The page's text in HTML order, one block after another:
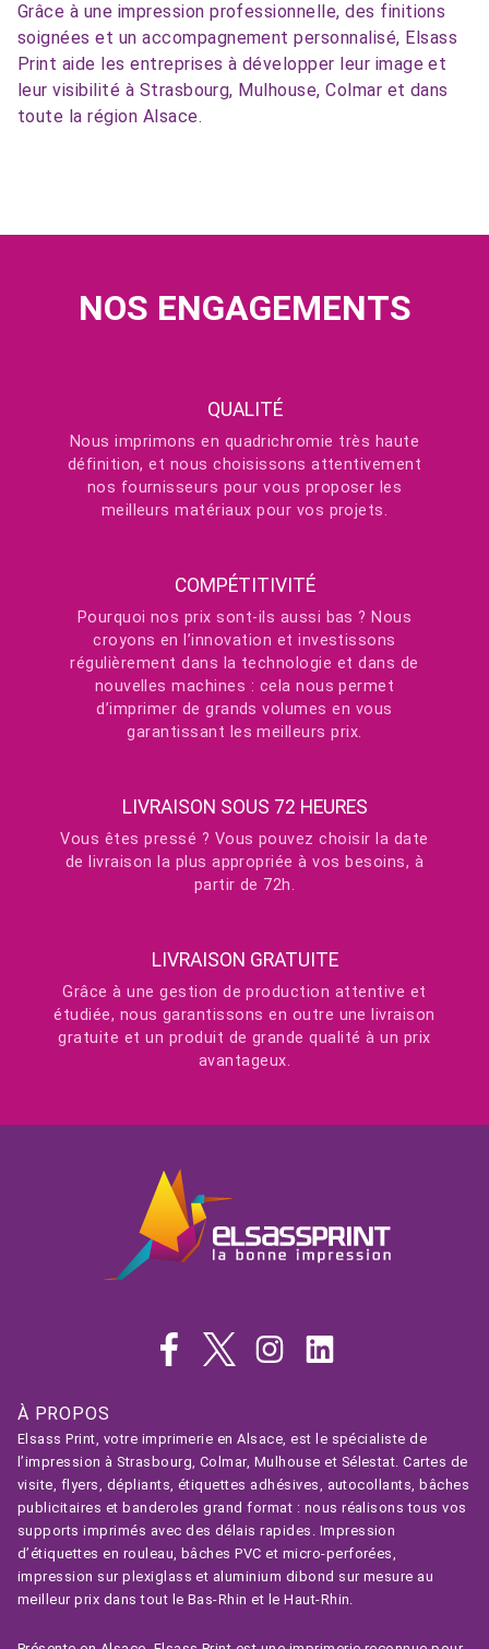
Grâce à une impression professionnelle, des finitions
soignées et un accompagnement personnalisé, Elsass
Print aide les entreprises à développer leur image et
leur visibilité à Strasbourg, Mulhouse, Colmar et dans
toute la région Alsace.
NOS ENGAGEMENTS
QUALITÉ
Nous imprimons en quadrichromie très haute
définition, et nous choisissons attentivement
nos fournisseurs pour vous proposer les
meilleurs matériaux pour vos projets.
COMPÉTITIVITÉ
Pourquoi nos prix sont-ils aussi bas ? Nous
croyons en l’innovation et investissons
régulièrement dans la technologie et dans de
nouvelles machines : cela nous permet
d’imprimer de grands volumes en vous
garantissant les meilleurs prix.
LIVRAISON SOUS 72 HEURES
Vous êtes pressé ? Vous pouvez choisir la date
de livraison la plus appropriée à vos besoins, à
partir de 72h.
LIVRAISON GRATUITE
Grâce à une gestion de production attentive et
étudiée, nous garantissons en outre une livraison
gratuite et un produit de grande qualité à un prix
avantageux.
À PROPOS
Elsass Print, votre imprimerie en Alsace, est le spécialiste de
l’impression à Strasbourg, Colmar, Mulhouse et Sélestat. Cartes de
visite, flyers, dépliants, étiquettes adhésives, autocollants, bâches
publicitaires et banderoles grand format : nous réalisons tous vos
supports imprimés avec des délais rapides. Impression
d’étiquettes en rouleau, bâches PVC et micro-perforées,
impression sur plexiglass et aluminium dibond sur mesure au
meilleur prix dans tout le Bas-Rhin et le Haut-Rhin.